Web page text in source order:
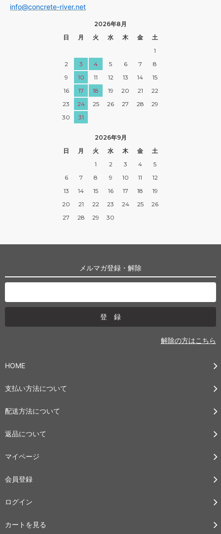
info@concrete-river.net
2026年8月
日
月 火 水 木 金
土
1
2
3 4 5 6 7
8
9
10 11 12 13 14
15
16
17 18 19 20 21
22
23
24 25 26 27 28
29
30
31
2026年9月
日
月 火 水 木 金
土
1
2 3 4
5
6
7 8 9 10 11
12
13
14 15 16 17 18
19
20
21 22 23 24 25
26
27
28 29 30
メルマガ登録・解除
解除の方はこちら
HOME
支払い方法について
配送方法について
返品について
マイページ
会員登録
ログイン
カートを見る